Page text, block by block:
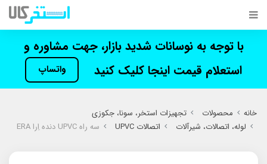
با توجه به نوسانات شدید بازار، جهت مشاوره و
استعلام قیمت اینجا کلیک کنید
واتساپ
خانه محصولات
تجهیزات استخر، سونا، جکوزی
لوله، اتصالات، شیرآلات
اتصالات UPVC سه راه UPVC دنده اِرا ERA